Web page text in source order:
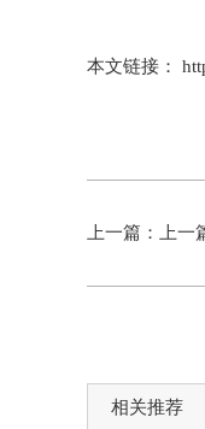
本文链接：
上一篇：上一
相关推荐